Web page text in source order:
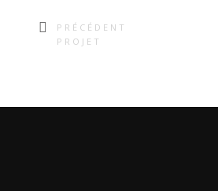
PRÉCÉDENT
PROJET